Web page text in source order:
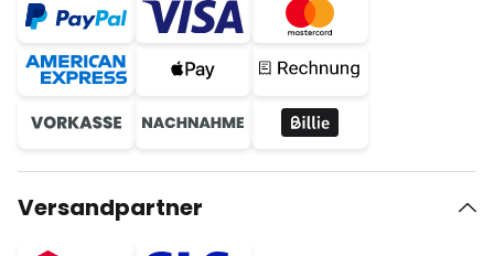
Versandpartner